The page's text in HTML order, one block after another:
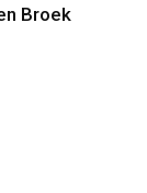
Broek